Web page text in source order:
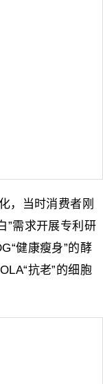
，当时消费者刚
”需求开展专利研
健康瘦身”的酵
抗老”的细胞